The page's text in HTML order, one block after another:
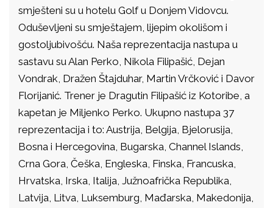
smješteni su u hotelu Golf u Donjem Vidovcu.
Oduševljeni su smještajem, lijepim okolišom i
gostoljubivošću. Naša reprezentacija nastupa u
sastavu su Alan Perko, Nikola Filipašić, Dejan
Vondrak, Dražen Štajduhar, Martin Vrčković i Davor
Florijanić. Trener je Dragutin Filipašić iz Kotoribe, a
kapetan je Miljenko Perko. Ukupno nastupa 37
reprezentacija i to: Austrija, Belgija, Bjelorusija,
Bosna i Hercegovina, Bugarska, Channel Islands,
Crna Gora, Češka, Engleska, Finska, Francuska,
Hrvatska, Irska, Italija, Južnoafrička Republika,
Latvija, Litva, Luksemburg, Mađarska, Makedonija,